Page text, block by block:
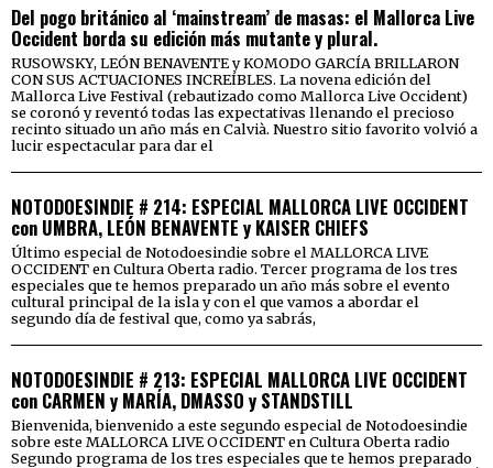
Del pogo británico al ‘mainstream’ de masas: el Mallorca Live
Occident borda su edición más mutante y plural.
RUSOWSKY, LEÓN BENAVENTE y KOMODO GARCÍA BRILLARON
CON SUS ACTUACIONES INCREÍBLES. La novena edición del
Mallorca Live Festival (rebautizado como Mallorca Live Occident)
se coronó y reventó todas las expectativas llenando el precioso
recinto situado un año más en Calvià. Nuestro sitio favorito volvió a
lucir espectacular para dar el
NOTODOESINDIE # 214: ESPECIAL MALLORCA LIVE OCCIDENT
con UMBRA, LEÓN BENAVENTE y KAISER CHIEFS
Último especial de Notodoesindie sobre el MALLORCA LIVE
OCCIDENT en Cultura Oberta radio. Tercer programa de los tres
especiales que te hemos preparado un año más sobre el evento
cultural principal de la isla y con el que vamos a abordar el
segundo día de festival que, como ya sabrás,
NOTODOESINDIE # 213: ESPECIAL MALLORCA LIVE OCCIDENT
con CARMEN y MARÍA, DMASSO y STANDSTILL
Bienvenida, bienvenido a este segundo especial de Notodoesindie
sobre este MALLORCA LIVE OCCIDENT en Cultura Oberta radio
Segundo programa de los tres especiales que te hemos preparado